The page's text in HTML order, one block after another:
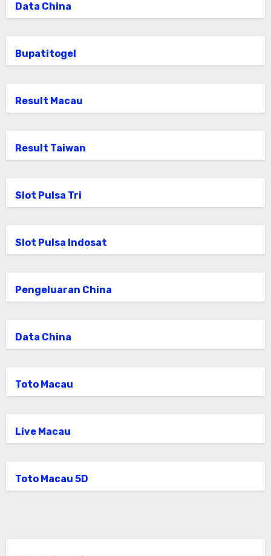
Data China
Bupatitogel
Result Macau
Result Taiwan
Slot Pulsa Tri
Slot Pulsa Indosat
Pengeluaran China
Data China
Toto Macau
Live Macau
Toto Macau 5D